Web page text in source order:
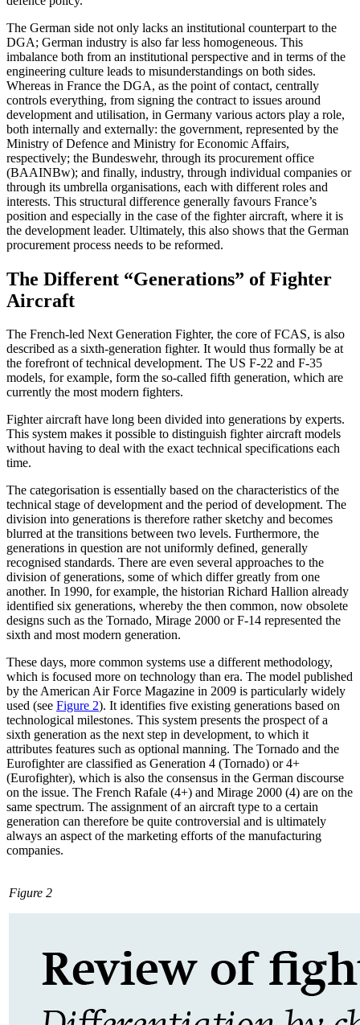
The German side not only lacks an insti­tutional counterpart to the
DGA; German industry is also far less homogeneous. This
imbalance both from an institutional per­spective and in terms of the
engineering culture leads to misunderstandings on both sides.
Whereas in France the DGA, as the point of contact, centrally
controls every­thing, from signing the contract to issues around
development and utilisation, in Germany various actors play a role,
both internally and externally: the government, represented by the
Ministry of Defence and Ministry for Economic Affairs,
respectively; the Bundeswehr, through its procurement office
(BAAINBw); and finally, industry, through individual companies or
through its umbrella organisations, each with differ­ent roles and
interests. This structural dif­fer­ence generally favours France’s
position and especially in the case of the fighter air­craft, where it is
the development leader. Ultimately, this also shows that the German
procurement process needs to be reformed.
The Different “Generations” of Fighter
Aircraft
The French-led Next Generation Fighter, the core of FCAS, is also
described as a sixth-generation fighter. It would thus formally be at
the forefront of technical development. The US F-22 and F-35
models, for example, form the so-called fifth generation, which are
currently the most modern fighters.
Fighter aircraft have long been divided into generations by experts.
This system makes it possible to distinguish fighter air­craft models
without having to deal with the exact technical specifications each
time.
The categorisation is essentially based on the characteristics of the
technical stage of development and the period of development. The
division into generations is there­fore rather sketchy and becomes
blurred at the transitions between two levels. Further­more, the
generations in question are not uniformly defined, generally
recognised standards. There are even several approaches to the
division of generations, some of which differ greatly from one
another. In 1990, for example, the historian Richard Hallion already
identified six generations, whereby the then common, now obsolete
designs such as the Tornado, Mirage 2000 or F‑14 represented the
sixth and most modern generation.
These days, more common systems use a different methodology,
which is focused more on technology than era. The model published
by the American Air Force Maga­­zine in 2009 is particularly widely
used (see Figure 2). It identifies five existing generations based on
technological milestones. This system presents the prospect of a
sixth generation as the next step in development, to which it
attributes features such as op­tion­al manning. The Tornado and the
Euro­fighter are classified as Generation 4 (Tor­nado) or 4+
(Eurofighter), which is also the consensus in the German discourse
on the issue. The French Rafale (4+) and Mirage 2000 (4) are on the
same spectrum. The assign­ment of an aircraft type to a certain
generation can therefore be quite controversial and is ultimately
always an aspect of the marketing efforts of the manufactur­ing
companies.
Figure 2